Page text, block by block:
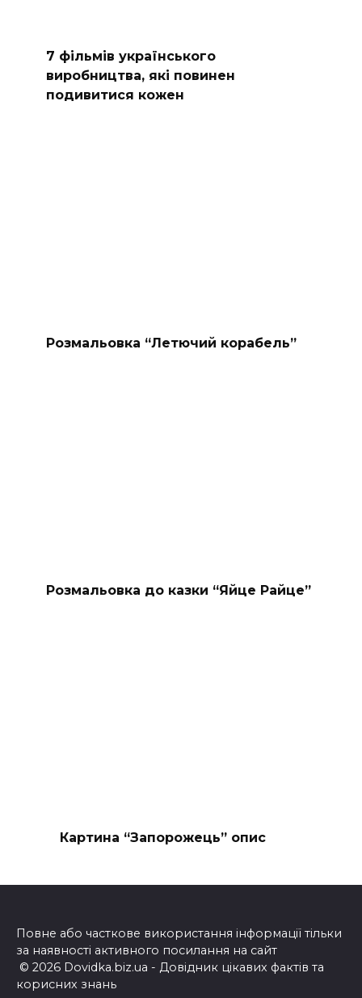
7 фільмів українського
виробництва, які повинен
подивитися кожен
Розмальовка “Летючий корабель”
Розмальовка до казки “Яйце Райце”
Картина “Запорожець” опис
Повне або часткове використання інформації тільки
за наявності активного посилання на сайт
© 2026 Dovidka.biz.ua - Довідник цікавих фактів та
корисних знань